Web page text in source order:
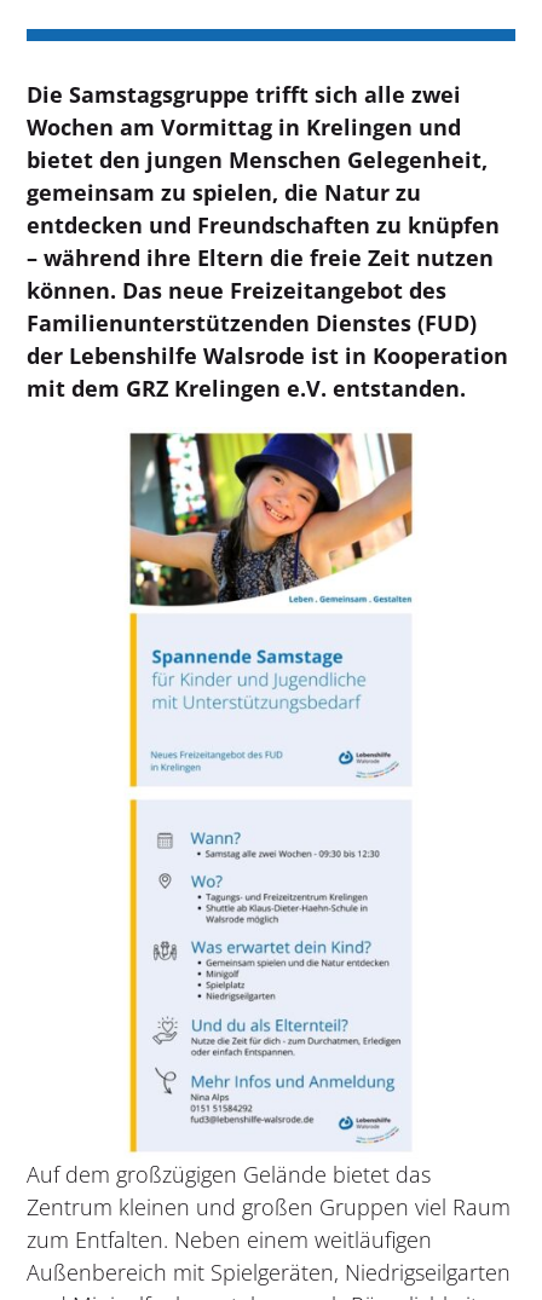
Die Samstagsgruppe trifft sich alle zwei
Wochen am Vormittag in Krelingen und
bietet den jungen Menschen Gelegenheit,
gemeinsam zu spielen, die Natur zu
entdecken und Freundschaften zu knüpfen
– während ihre Eltern die freie Zeit nutzen
können. Das neue Freizeitangebot des
Familienunterstützenden Dienstes (FUD)
der Lebenshilfe Walsrode ist in Kooperation
mit dem GRZ Krelingen e.V. entstanden.
Auf dem großzügigen Gelände bietet das
Zentrum kleinen und großen Gruppen viel Raum
zum Entfalten. Neben einem weitläufigen
Außenbereich mit Spielgeräten, Niedrigseilgarten